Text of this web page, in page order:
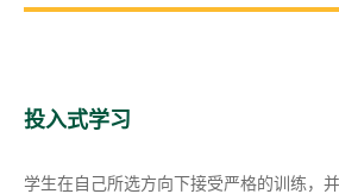
投入式学习
学生在自己所选方向下接受严格的训练，